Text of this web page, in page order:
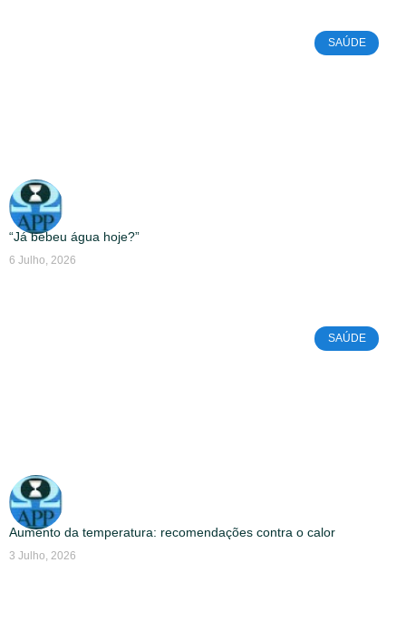
SAÚDE
“Já bebeu água hoje?”
6 Julho, 2026
SAÚDE
Aumento da temperatura: recomendações contra o calor
3 Julho, 2026